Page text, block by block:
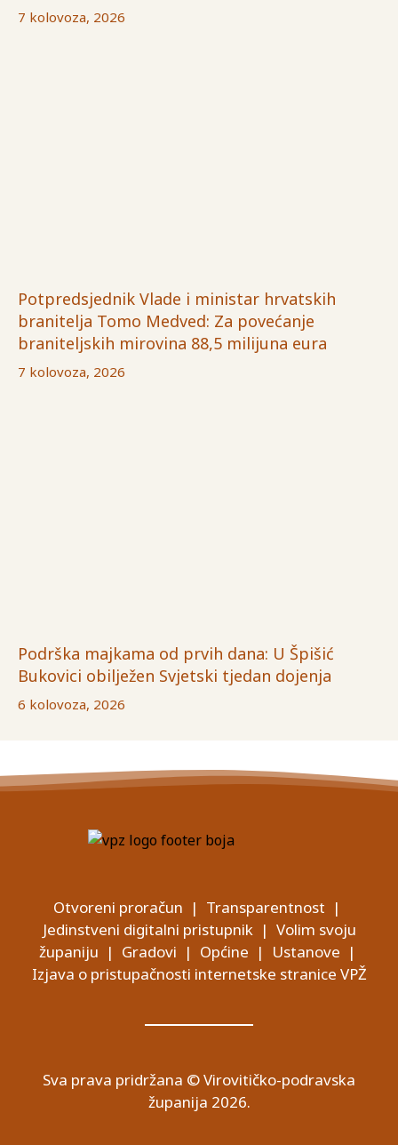
7 kolovoza, 2026
Potpredsjednik Vlade i ministar hrvatskih
branitelja Tomo Medved: Za povećanje
braniteljskih mirovina 88,5 milijuna eura
7 kolovoza, 2026
Podrška majkama od prvih dana: U Špišić
Bukovici obilježen Svjetski tjedan dojenja
6 kolovoza, 2026
Otvoreni proračun | Transparentnost |
Jedinstveni digitalni pristupnik| Volim svoju
županiju | Gradovi | Općine | Ustanove |
Izjava o pristupačnosti internetske stranice VPŽ
Sva prava pridržana © Virovitičko-podravska
županija 2026.